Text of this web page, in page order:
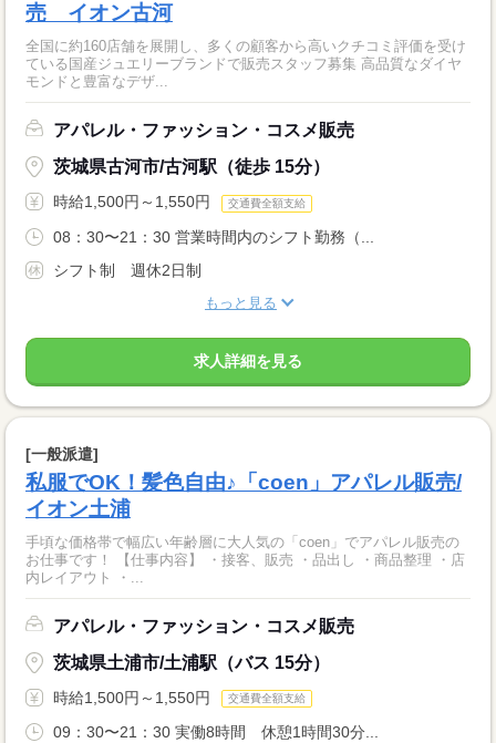
売 イオン古河
全国に約160店舗を展開し、多くの顧客から高いクチコミ評価を受け
ている国産ジュエリーブランドで販売スタッフ募集 高品質なダイヤ
モンドと豊富なデザ...
アパレル・ファッション・コスメ販売
茨城県古河市/古河駅（徒歩 15分）
時給1,500円～1,550円 交通費全額支給
08：30〜21：30 営業時間内のシフト勤務（...
シフト制 週休2日制
もっと見る
求人詳細を見る
[一般派遣]
私服でOK！髪色自由♪「coen」アパレル販売/
イオン土浦
手頃な価格帯で幅広い年齢層に大人気の「coen」でアパレル販売の
お仕事です！ 【仕事内容】 ・接客、販売 ・品出し ・商品整理 ・店
内レイアウト ・...
アパレル・ファッション・コスメ販売
茨城県土浦市/土浦駅（バス 15分）
時給1,500円～1,550円 交通費全額支給
09：30〜21：30 実働8時間 休憩1時間30分...